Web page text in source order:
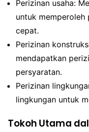
Perizinan usaha:
untuk memperoleh
cepat.
Perizinan
mendapatkan
persyaratan.
Perizinan
lingkungan untuk
Tokoh Utama